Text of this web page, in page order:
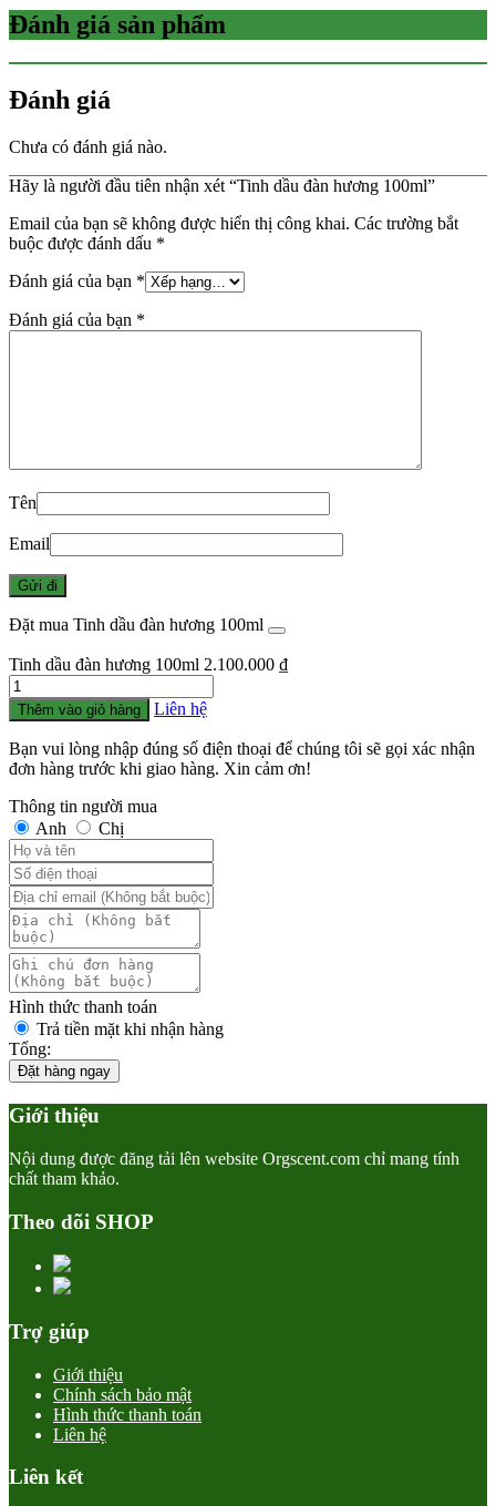
Đánh giá sản phẩm
Đánh giá
Chưa có đánh giá nào.
Hãy là người đầu tiên nhận xét “Tinh dầu đàn hương 100ml”
Email của bạn sẽ không được hiển thị công khai. Các trường bắt
buộc được đánh dấu *
Đánh giá của bạn *
Đánh giá của bạn *
Tên
Email
Đặt mua Tinh dầu đàn hương 100ml
Tinh dầu đàn hương 100ml 2.100.000 ₫
Số
lượng
Thêm vào giỏ hàng Liên hệ
Bạn vui lòng nhập đúng số điện thoại để chúng tôi sẽ gọi xác nhận
đơn hàng trước khi giao hàng. Xin cảm ơn!
Thông tin người mua
Anh
Chị
Hình thức thanh toán
Trả tiền mặt khi nhận hàng
Tổng:
Đặt hàng ngay
Giới thiệu
Nội dung được đăng tải lên website Orgscent.com chỉ mang tính
chất tham khảo.
Theo dõi SHOP
Trợ giúp
Giới thiệu
Chính sách bảo mật
Hình thức thanh toán
Liên hệ
Liên kết